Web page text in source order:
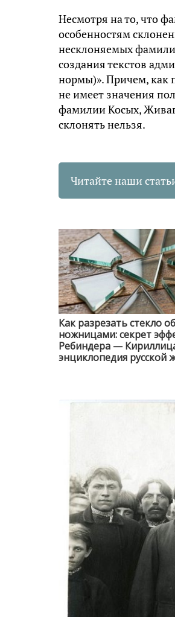
Несмотря на то, что
особенностям
несклоняемых
создания текстов
нормы)». Причем, как
не имеет значения
фамилии Косых,
склонять нельзя.
Читайте наши
Как разрезать стекло
ножницами: секрет
Ребиндера —
энциклопедия русской